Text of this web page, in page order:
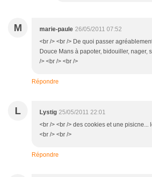
M marie-paule 26/05/2011 07:52
<br /> <br /> De quoi passer
Douce Mans à papoter, bidouiller, nager,
/> <br /> <br />
Répondre
L Lystig 25/05/2011 22:01
<br /> <br /> des cookies et une pisicne...
<br /> <br />
Répondre